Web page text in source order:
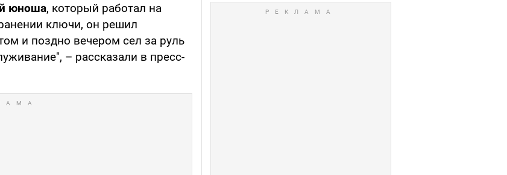
юноша, который работал на
ключи, он решил
и поздно вечером сел за руль
– рассказали в пресс-